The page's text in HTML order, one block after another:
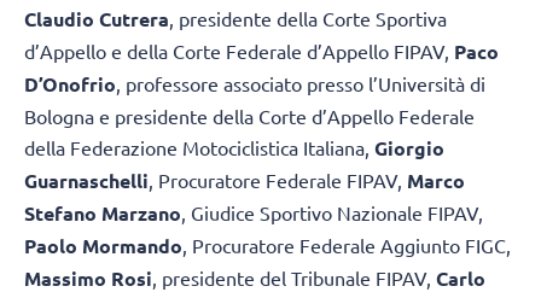
Claudio Cutrera , presidente della Corte Sportiva
d’Appello e della Corte Federale d’Appello FIPAV, Paco
D’Onofrio , professore associato presso l’Università di
Bologna e presidente della Corte d’Appello Federale
della Federazione Motociclistica Italiana, Giorgio
Guarnaschelli , Procuratore Federale FIPAV, Marco
Stefano Marzano , Giudice Sportivo Nazionale FIPAV,
Paolo Mormando , Procuratore Federale Aggiunto FIGC,
Massimo Rosi , presidente del Tribunale FIPAV, Carlo